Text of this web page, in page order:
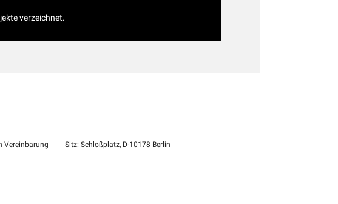
verzeichnet.
Vereinbarung Sitz: Schloßplatz, D-10178 Berlin